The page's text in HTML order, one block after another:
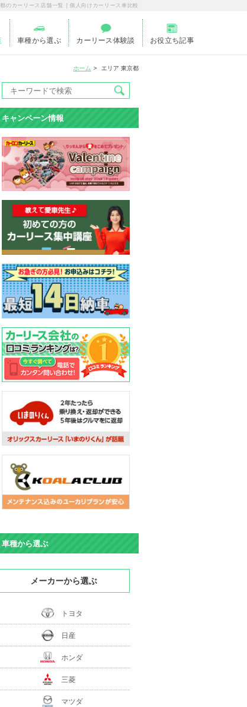
のカーリース店舗一覧 | 個人向けカーリース車比較
車種から選ぶ カーリース体験談 お役立ち記事
ホーム エリア 東京都
キャンペーン情報
車種から選ぶ
メーカーから選ぶ
トヨタ
日産
ホンダ
三菱
マツダ